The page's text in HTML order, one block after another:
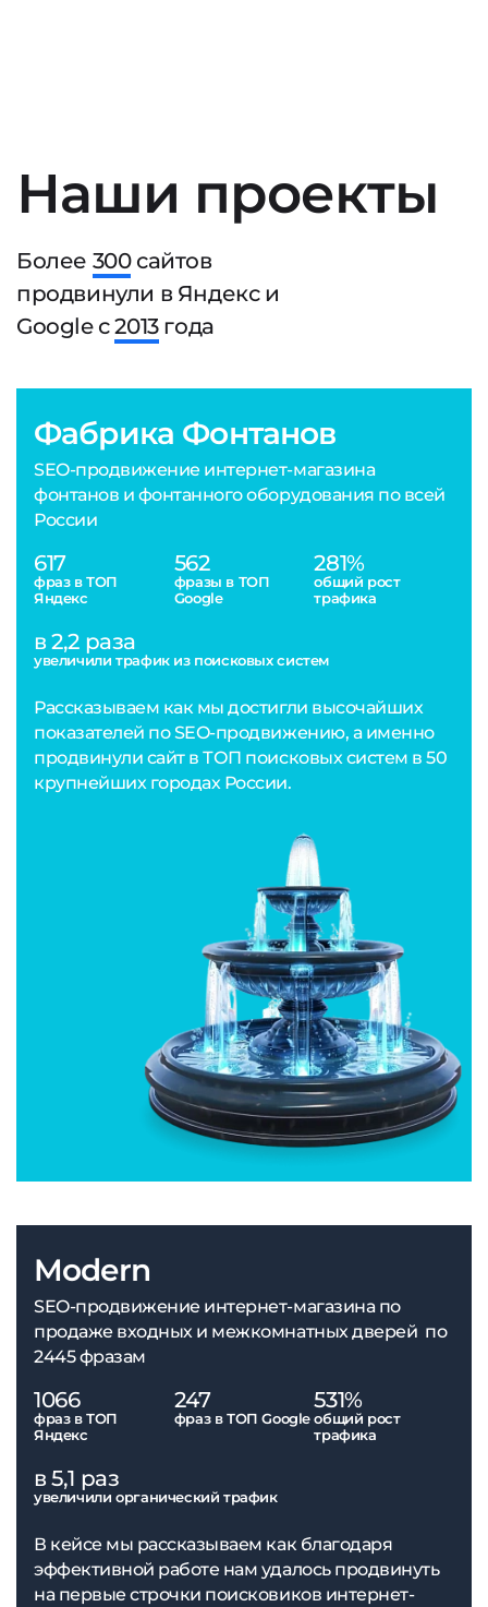
Наши проекты
Более 300сайтов
продвинули в Яндекс и
Google с2013года
Фабрика Фонтанов
SEO-продвижение интернет-магазина
фонтанов и фонтанного оборудования по всей
России
617
фраз в ТОП
Яндекс
562
фразы в ТОП
Google
281%
общий рост
трафика
в 2,2 раза
увеличили трафик из поисковых систем
Рассказываем как мы достигли высочайших
показателей по SEO-продвижению, а именно
продвинули сайт в ТОП поисковых систем в 50
крупнейших городах России.
Modern
SEO-продвижение интернет-магазина по
продаже входных и межкомнатных дверей по
2445 фразам
1066
фраз в ТОП
Яндекс
247
фраз в ТОП Google
531%
общий рост
трафика
в 5,1 раз
увеличили органический трафик
В кейсе мы рассказываем как благодаря
эффективной работе нам удалось продвинуть
на первые строчки поисковиков интернет-